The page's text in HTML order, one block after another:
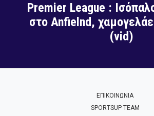
Premier League :
στο Anfielnd,
(vid)
ΕΠΙΚΟΙΝΩΝΙΑ
SPORTSUP TEAM